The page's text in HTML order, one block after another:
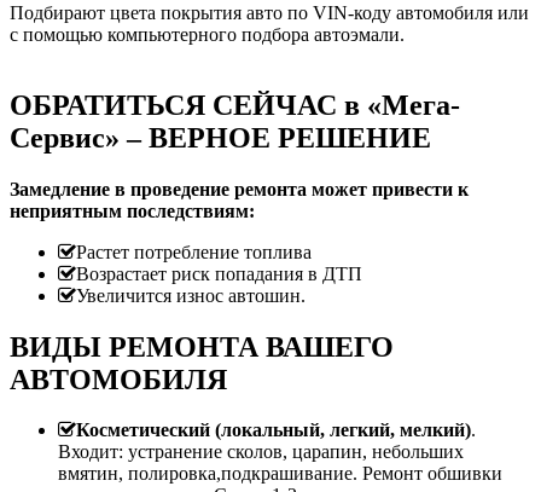
Подбирают цвета покрытия авто по VIN-коду автомобиля или
с помощью компьютерного подбора автоэмали.
ОБРАТИТЬСЯ СЕЙЧАС в «Мега-
Сервис» – ВЕРНОЕ РЕШЕНИЕ
Замедление в проведение ремонта может привести к
неприятным последствиям:
Растет потребление топлива
Возрастает риск попадания в ДТП
Увеличится износ автошин.
ВИДЫ РЕМОНТА ВАШЕГО
АВТОМОБИЛЯ
Косметический (локальный, легкий, мелкий).
Входит: устранение сколов, царапин, небольших
вмятин, полировка,подкрашивание. Ремонт обшивки